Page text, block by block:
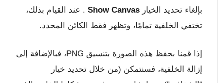
بإلغاء تحديد الخيار Show Canvas . عند القيام بذلك،
تختفي الخلفية تمامًا، وتظهر فقط الكائن المحدد.
إذا قمنا بحفظ هذه الصورة بتنسيق PNG، فبالإضافة إلى
إزالة الخلفية، فسنتمكن (من خلال تحديد خيار